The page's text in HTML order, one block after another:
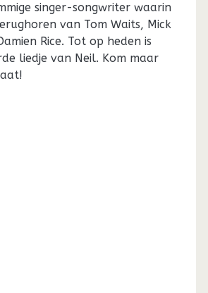
singer-songwriter waarin
van Tom Waits, Mick
Rice. Tot op heden is
liedje van Neil. Kom maar